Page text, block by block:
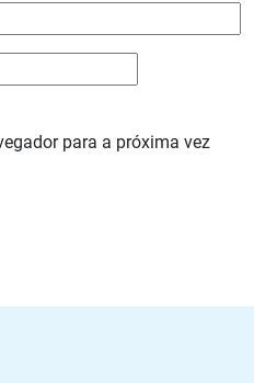
para a próxima vez